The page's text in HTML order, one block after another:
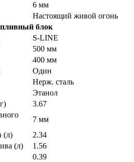
6 мм
Настоящий живой огонь
блок
S-LINE
500 мм
400 мм
Один
Нерж. сталь
Этанол
3.67
7 мм
(л)
2.34
(л)
1.56
0.39